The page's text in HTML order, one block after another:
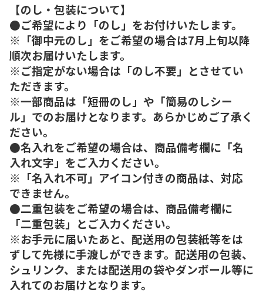
【のし・包装について】
●ご希望により「のし」をお付けいたします。
※「御中元のし」をご希望の場合は7月上旬以降
順次お届けいたします。
※ご指定がない場合は「のし不要」とさせてい
ただきます。
※一部商品は「短冊のし」や「簡易のしシー
ル」でのお届けとなります。あらかじめご了承く
ださい。
●名入れをご希望の場合は、商品備考欄に「名
入れ文字」をご入力ください。
※「名入れ不可」アイコン付きの商品は、対応
できません。
●二重包装をご希望の場合は、商品備考欄に
「二重包装」とご入力ください。
※お手元に届いたあと、配送用の包装紙等をは
ずして先様に手渡しができます。配送用の包装、
シュリンク、または配送用の袋やダンボール等に
入れてのお届けとなります。